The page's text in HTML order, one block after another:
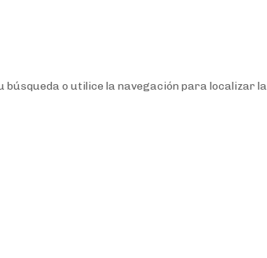
o utilice la navegación para localizar la